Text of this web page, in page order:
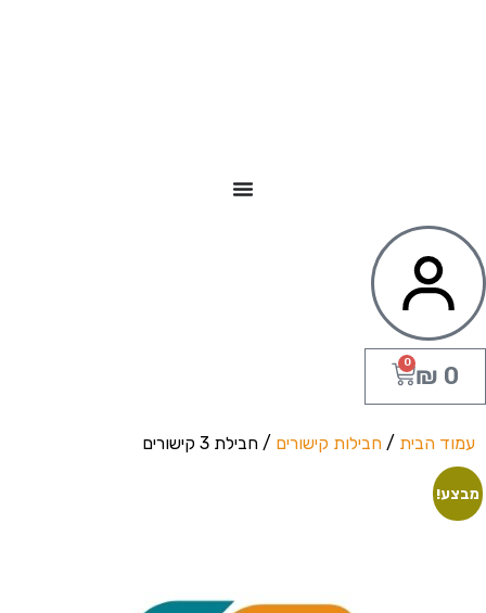
₪ 0
0
עמוד הבית / חבילות קישורים / חבילת 3 קישורים
מבצע!